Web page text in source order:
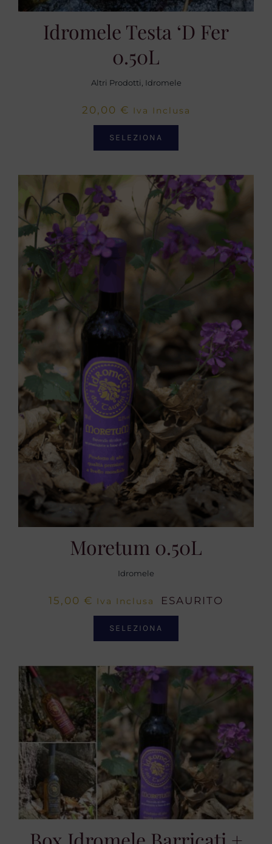
Idromele Testa ‘d Fer
0.50L
Altri Prodotti Idromele
20,00 € Iva Inclusa
SELEZIONA
Moretum 0.50L
Idromele
15,00 € Iva Inclusa ESAURITO
SELEZIONA